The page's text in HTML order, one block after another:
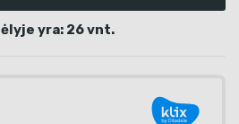
yra: 26 vnt.